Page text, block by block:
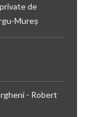
de
Mureș
- Robert